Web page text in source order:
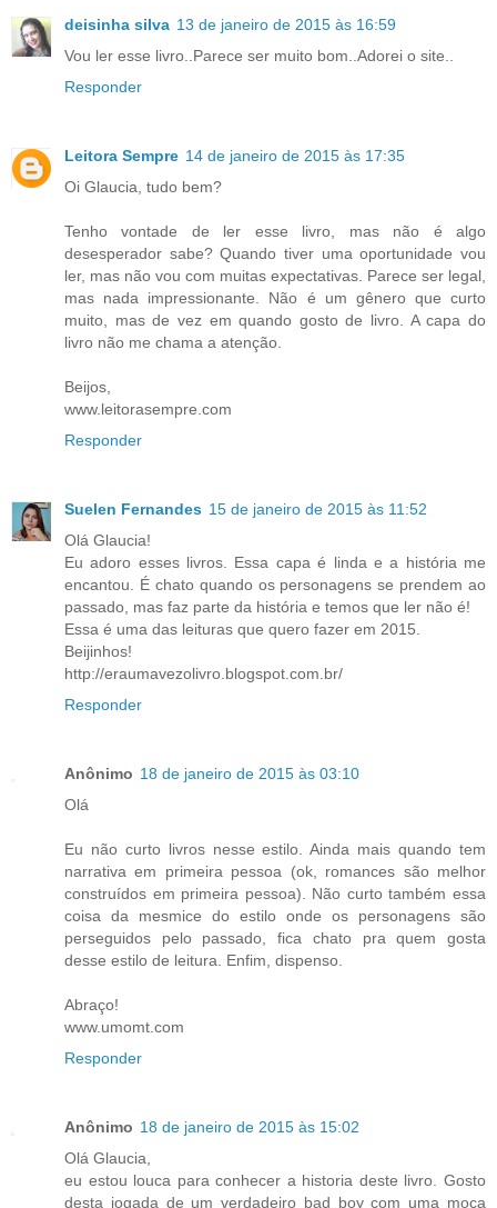
deisinha silva 13 de janeiro de 2015 às 16:59
Vou ler esse livro..Parece ser muito bom..Adorei o site..
Responder
Leitora Sempre 14 de janeiro de 2015 às 17:35
Oi Glaucia, tudo bem?
Tenho vontade de ler esse livro, mas não é algo
desesperador sabe? Quando tiver uma oportunidade vou
ler, mas não vou com muitas expectativas. Parece ser legal,
mas nada impressionante. Não é um gênero que curto
muito, mas de vez em quando gosto de livro. A capa do
livro não me chama a atenção.
Beijos,
www.leitorasempre.com
Responder
Suelen Fernandes 15 de janeiro de 2015 às 11:52
Olá Glaucia!
Eu adoro esses livros. Essa capa é linda e a história me
encantou. É chato quando os personagens se prendem ao
passado, mas faz parte da história e temos que ler não é!
Essa é uma das leituras que quero fazer em 2015.
Beijinhos!
http://eraumavezolivro.blogspot.com.br/
Responder
Anônimo 18 de janeiro de 2015 às 03:10
Olá
Eu não curto livros nesse estilo. Ainda mais quando tem
narrativa em primeira pessoa (ok, romances são melhor
construídos em primeira pessoa). Não curto também essa
coisa da mesmice do estilo onde os personagens são
perseguidos pelo passado, fica chato pra quem gosta
desse estilo de leitura. Enfim, dispenso.
Abraço!
www.umomt.com
Responder
Anônimo 18 de janeiro de 2015 às 15:02
Olá Glaucia,
eu estou louca para conhecer a historia deste livro. Gosto
desta jogada de um verdadeiro bad boy com uma moça